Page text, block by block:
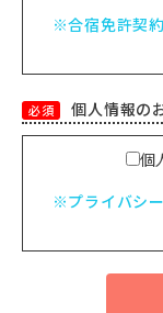
※合宿免許契
必須 個人情報の
個
※プライバシ